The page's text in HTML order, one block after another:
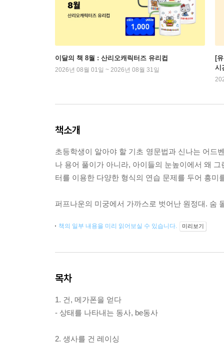
이달의 책 8월 : 산리오캐릭터즈 유리컵
2026년 08월 01일 ~ 2026년 08월 31일
[
시
책소개
초등학생이 알아야 할 기초 영문법과 신나는 어드
나 용어 풀이가 아니라, 아이들의 눈높이에서 왜
터를 이용한 다양한 형식의 연습 문제를 두어 흥미
퍼프나운의 미궁에서 가까스로 벗어난 원정대. 숨
책의 일부 내용을 미리 읽어보실 수 있습니다. 미리보기
목차
1. 건, 메가폰을 얻다
- 상태를 나타내는 동사, be동사
2. 생사를 건 레이싱